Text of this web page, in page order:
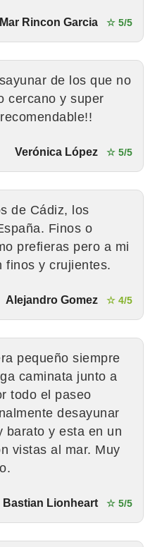
Mar Rincon Garcia ☆ 5/5
de los que no
cercano y super
Verónica López ☆ 5/5
de Cádiz, los
Finos o
prefieras pero a mi
finos y crujientes.
Alejandro Gomez ☆ 4/5
pequeño siempre
caminata junto a
todo el paseo
desayunar
barato y esta en un
vistas al mar. Muy
Bastian Lionheart ☆ 5/5